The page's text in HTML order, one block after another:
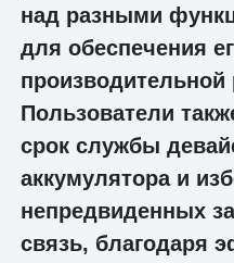
над разными
для обеспечения
производительной
Пользователи
срок службы
аккумулятора и
непредвиденных
связь, благодаря